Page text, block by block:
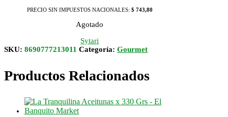
PRECIO SIN IMPUESTOS NACIONALES: $ 743,80
Agotado
Sytari
SKU: 8690777213011 Categoría: Gourmet
Productos Relacionados